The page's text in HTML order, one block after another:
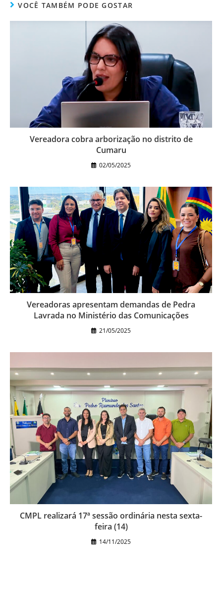
VOCÊ TAMBÉM PODE GOSTAR
Vereadora cobra arborização no distrito de
Cumaru
02/05/2025
Vereadoras apresentam demandas de Pedra
Lavrada no Ministério das Comunicações
21/05/2025
CMPL realizará 17ª sessão ordinária nesta sexta-
feira (14)
14/11/2025